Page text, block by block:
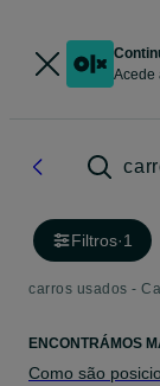
Acede
Filtros·1
carros usados -
ENCONTRÁMOS
Como são